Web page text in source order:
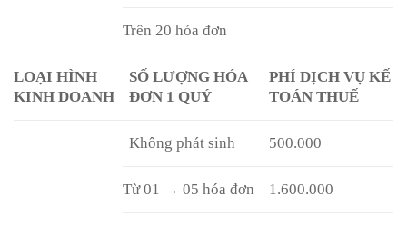
Trên 20 hóa đơn
LOẠI HÌNH
KINH DOANH
SỐ LƯỢNG HÓA
ĐƠN 1 QUÝ
PHÍ DỊCH VỤ KẾ
TOÁN THUẾ
Không phát sinh 500.000
Từ 01 → 05 hóa đơn 1.600.000